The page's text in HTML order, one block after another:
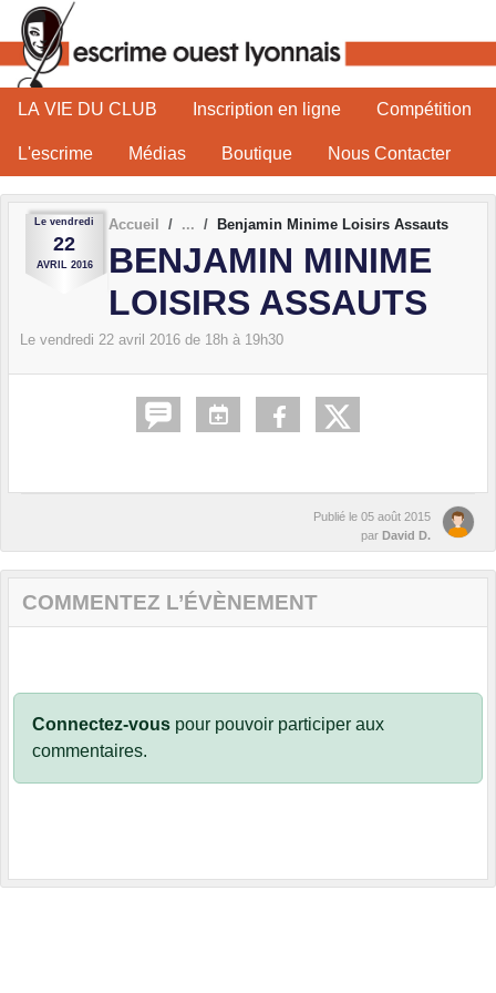
LA VIE DU CLUB Inscription en ligne Compétition
L'escrime Médias Boutique Nous Contacter
Le vendredi
22
AVRIL 2016
Accueil Benjamin Minime Loisirs Assauts
BENJAMIN MINIME
LOISIRS ASSAUTS
Le vendredi 22 avril 2016 de 18h à 19h30
Publié le 05 août 2015
par David D.
COMMENTEZ L’ÉVÈNEMENT
Connectez-vous pour pouvoir participer aux
commentaires.
Panneau de gestion des cookies